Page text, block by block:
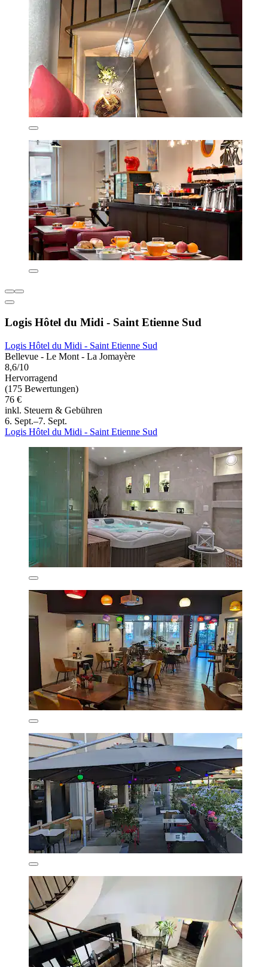
Logis Hôtel du Midi - Saint Etienne Sud
Logis Hôtel du Midi - Saint Etienne Sud
Bellevue - Le Mont - La Jomayère
8,6/10
Hervorragend
(175 Bewertungen)
76 €
inkl. Steuern & Gebühren
6. Sept.–7. Sept.
Logis Hôtel du Midi - Saint Etienne Sud